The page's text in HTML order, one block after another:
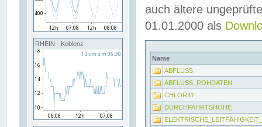
RHEIN - Koblenz
auch ältere
01.01.2000 als
Name
ABFLUSS
ABFLUSS_ROHDATEN
CHLORID
DURCHFAHRTSHÖHE